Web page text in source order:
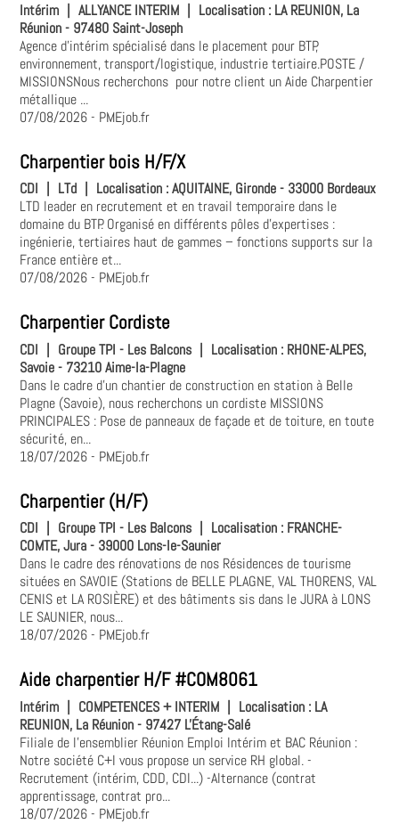
Intérim ALLYANCE INTERIM Localisation : LA REUNION, La
Réunion - 97480 Saint-Joseph
Agence d'intérim spécialisé dans le placement pour BTP,
environnement, transport/logistique, industrie tertiaire.POSTE /
MISSIONSNous recherchons pour notre client un Aide Charpentier
métallique ...
07/08/2026- PMEjob.fr
Charpentier bois H/F/X
CDI LTd Localisation :AQUITAINE, Gironde - 33000 Bordeaux
LTD leader en recrutement et en travail temporaire dans le
domaine du BTP. Organisé en différents pôles d'expertises :
ingénierie, tertiaires haut de gammes – fonctions supports sur la
France entière et...
07/08/2026- PMEjob.fr
Charpentier Cordiste
CDI | Groupe TPI - Les Balcons | Localisation : RHONE-ALPES,
Savoie - 73210 Aime-la-Plagne
Dans le cadre d'un chantier de construction en station à Belle
Plagne (Savoie), nous recherchons un cordiste MISSIONS
PRINCIPALES : Pose de panneaux de façade et de toiture, en toute
sécurité, en...
18/07/2026- PMEjob.fr
Charpentier (H/F)
CDI Groupe TPI - Les Balcons Localisation : FRANCHE-
COMTE, Jura - 39000 Lons-le-Saunier
Dans le cadre des rénovations de nos Résidences de tourisme
situées en SAVOIE (Stations de BELLE PLAGNE, VAL THORENS, VAL
CENIS et LA ROSIÈRE) et des bâtiments sis dans le JURA à LONS
LE SAUNIER, nous...
18/07/2026- PMEjob.fr
Aide charpentier H/F #COM8061
Intérim | COMPETENCES + INTERIM | Localisation : LA
REUNION, La Réunion - 97427 L'Étang-Salé
Filiale de l'ensemblier Réunion Emploi Intérim et BAC Réunion :
Notre société C+I vous propose un service RH global. -
Recrutement (intérim, CDD, CDI...) -Alternance (contrat
apprentissage, contrat pro...
18/07/2026- PMEjob.fr